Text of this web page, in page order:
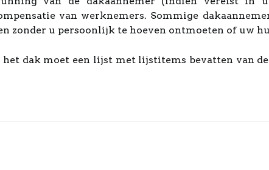
van werknemers. Sommige
zonder u persoonlijk te hoeven ontmoeten of uw
dak moet een lijst met lijstitems bevatten van